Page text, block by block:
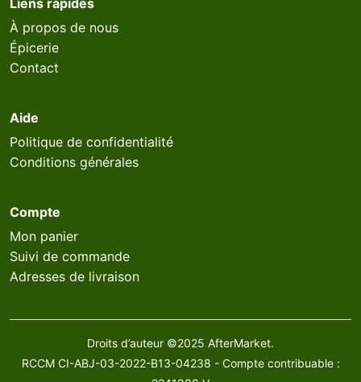
Liens rapides
À propos de nous
Épicerie
Contact
Aide
Politique de confidentialité
Conditions générales
Compte
Mon panier
Suivi de commande
Adresses de livraison
Droits d’auteur ©2025 AfterMarket.
RCCM CI-ABJ-03-2022-B13-04238 - Compte contribuable :